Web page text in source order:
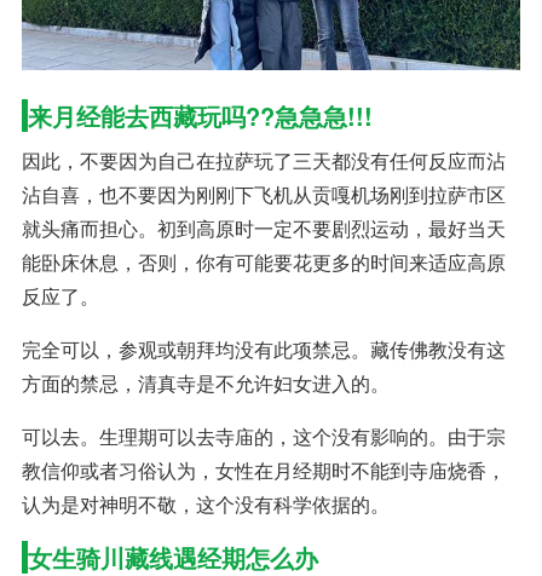
来月经能去西藏玩吗??急急急!!!
因此，不要因为自己在拉萨玩了三天都没有任何反应而沾
沾自喜，也不要因为刚刚下飞机从贡嘎机场刚到拉萨市区
就头痛而担心。初到高原时一定不要剧烈运动，最好当天
能卧床休息，否则，你有可能要花更多的时间来适应高原
反应了。
完全可以，参观或朝拜均没有此项禁忌。藏传佛教没有这
方面的禁忌，清真寺是不允许妇女进入的。
可以去。生理期可以去寺庙的，这个没有影响的。由于宗
教信仰或者习俗认为，女性在月经期时不能到寺庙烧香，
认为是对神明不敬，这个没有科学依据的。
女生骑川藏线遇经期怎么办